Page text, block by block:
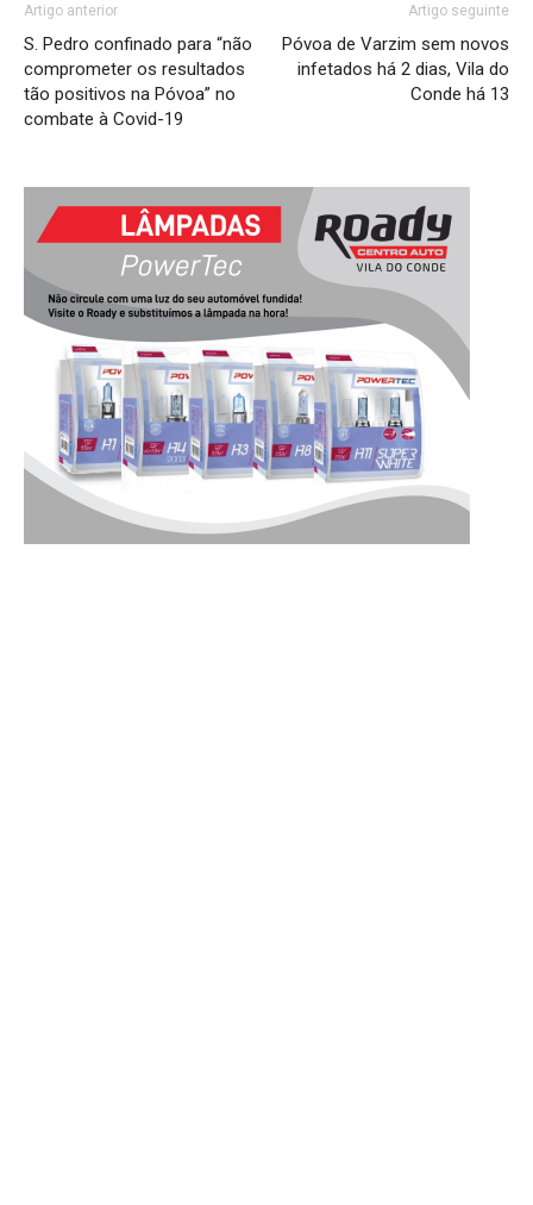
Artigo anterior
S. Pedro confinado para “não
comprometer os resultados
tão positivos na Póvoa” no
combate à Covid-19
Artigo seguinte
Póvoa de Varzim sem novos
infetados há 2 dias, Vila do
Conde há 13